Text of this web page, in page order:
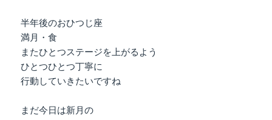
半年後のおひつじ座
満月・食
またひとつステージを上がるよう
ひとつひとつ丁寧に
行動していきたいですね
まだ今日は新月の